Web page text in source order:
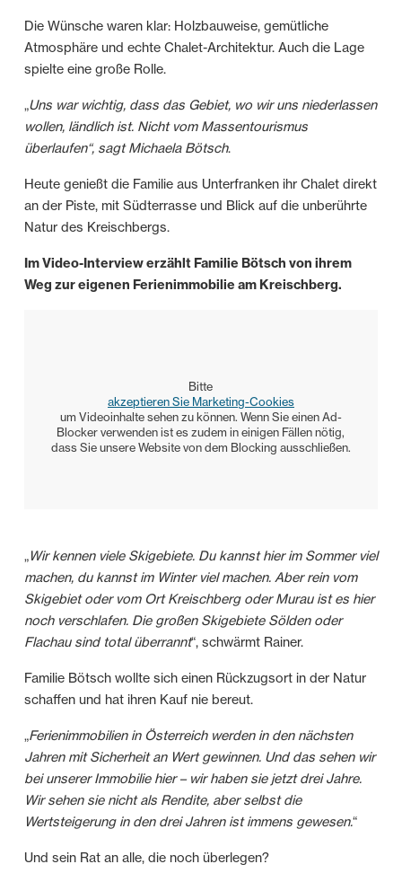
Die Wünsche waren klar: Holzbauweise, gemütliche
Atmosphäre und echte Chalet-Architektur. Auch die Lage
spielte eine große Rolle.
„Uns war wichtig, dass das Gebiet, wo wir uns niederlassen
wollen, ländlich ist. Nicht vom Massentourismus
überlaufen“, sagt Michaela Bötsch.
Heute genießt die Familie aus Unterfranken ihr Chalet direkt
an der Piste, mit Südterrasse und Blick auf die unberührte
Natur des Kreischbergs.
Im Video-Interview erzählt Familie Bötsch von ihrem
Weg zur eigenen Ferienimmobilie am Kreischberg.
Bitte
akzeptieren Sie Marketing-Cookies
um Videoinhalte sehen zu können. Wenn Sie einen Ad-
Blocker verwenden ist es zudem in einigen Fällen nötig,
dass Sie unsere Website von dem Blocking ausschließen.
„Wir kennen viele Skigebiete. Du kannst hier im Sommer viel
machen, du kannst im Winter viel machen. Aber rein vom
Skigebiet oder vom Ort Kreischberg oder Murau ist es hier
noch verschlafen. Die großen Skigebiete Sölden oder
Flachau sind total überrannt“, schwärmt Rainer.
Familie Bötsch wollte sich einen Rückzugsort in der Natur
schaffen und hat ihren Kauf nie bereut.
„Ferienimmobilien in Österreich werden in den nächsten
Jahren mit Sicherheit an Wert gewinnen. Und das sehen wir
bei unserer Immobilie hier – wir haben sie jetzt drei Jahre.
Wir sehen sie nicht als Rendite, aber selbst die
Wertsteigerung in den drei Jahren ist immens gewesen.“
Und sein Rat an alle, die noch überlegen?